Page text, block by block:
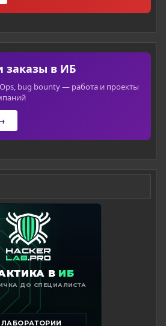
заказы в ИБ
bug bounty — работа и проекты